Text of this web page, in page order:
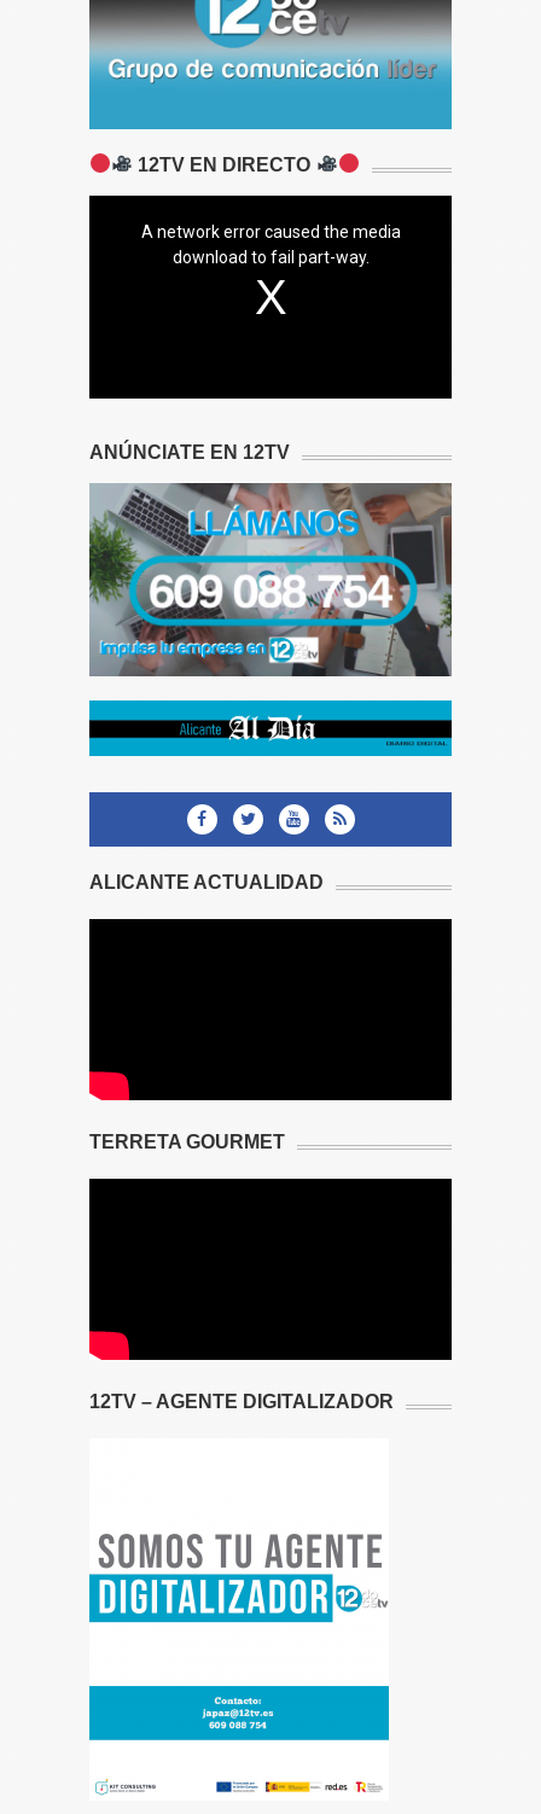
12TV EN DIRECTO
A network error caused the media
download to fail part-way.
ANÚNCIATE EN 12TV
ALICANTE ACTUALIDAD
TERRETA GOURMET
12TV – AGENTE DIGITALIZADOR